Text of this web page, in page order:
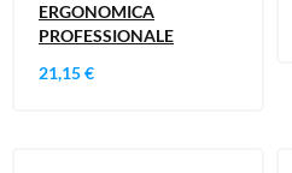
ERGONOMICA
PROFESSIONALE
21,15 €